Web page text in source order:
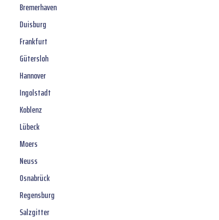
Bremerhaven
Duisburg
Frankfurt
Gütersloh
Hannover
Ingolstadt
Koblenz
Lübeck
Moers
Neuss
Osnabrück
Regensburg
Salzgitter